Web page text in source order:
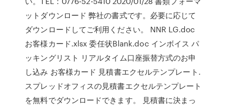
ットダウンロード 弊社の書式です。必要に応じて
ダウンロードしてご利用ください。 NNR LG.doc
お客様カード.xlsx 委任状Blank.doc インボイス パ
ッキングリスト リアルタイム口座振替方式のお申
し込み お客様カード 見積書エクセルテンプレート.
スプレッドオフィスの見積書エクセルテンプレート
を無料でダウンロードできます。 見積書に決まっ